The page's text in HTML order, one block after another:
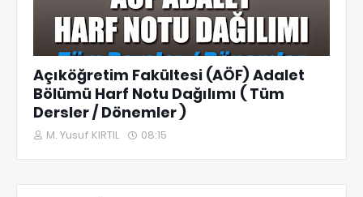
Açıköğretim Fakültesi (AÖF) Adalet
Bölümü Harf Notu Dağılımı ( Tüm
Dersler / Dönemler )
M. Yusuf KIRTIL 08:15